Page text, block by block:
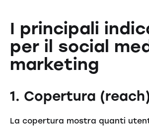
I principali
per il social
marketing
1. Copertura
La copertura mostra quanti